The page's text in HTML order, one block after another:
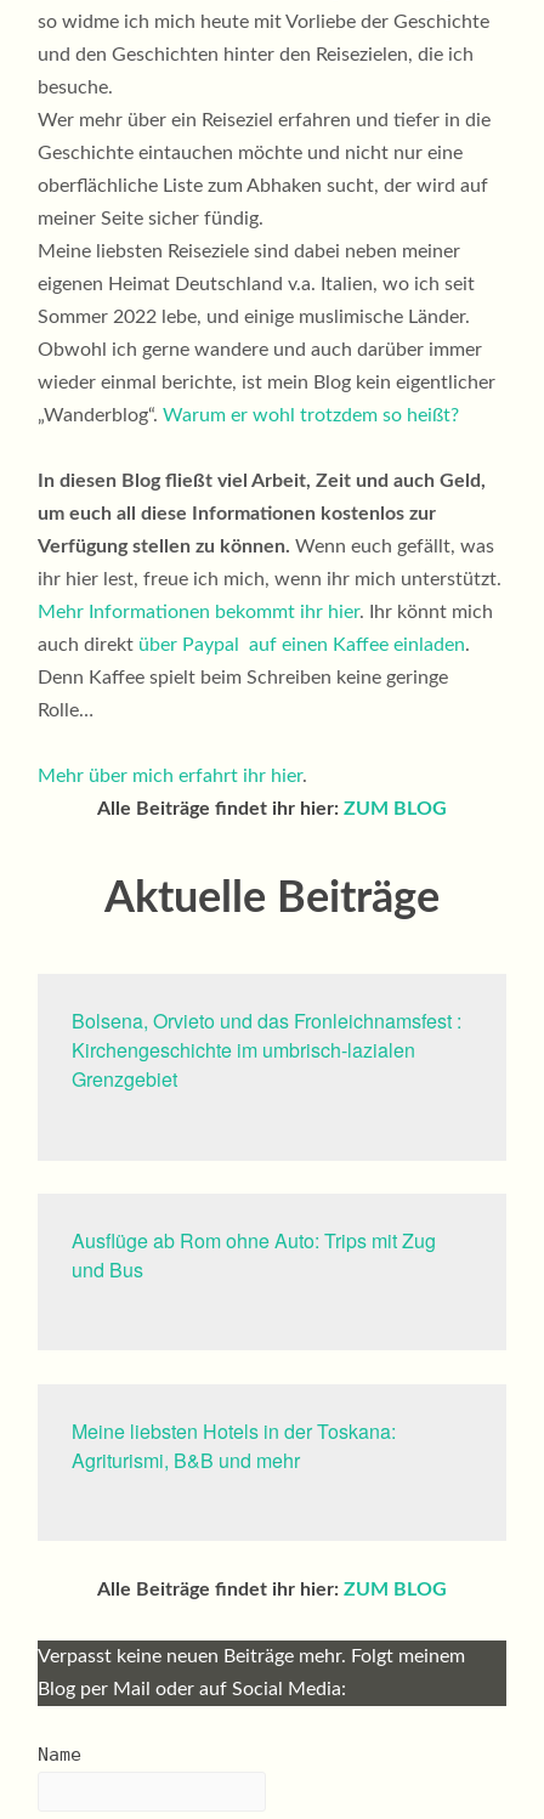
so widme ich mich heute mit Vorliebe der Geschichte
und den Geschichten hinter den Reisezielen, die ich
besuche.
Wer mehr über ein Reiseziel erfahren und tiefer in die
Geschichte eintauchen möchte und nicht nur eine
oberflächliche Liste zum Abhaken sucht, der wird auf
meiner Seite sicher fündig.
Meine liebsten Reiseziele sind dabei neben meiner
eigenen Heimat Deutschland v.a. Italien, wo ich seit
Sommer 2022 lebe, und einige muslimische Länder.
Obwohl ich gerne wandere und auch darüber immer
wieder einmal berichte, ist mein Blog kein eigentlicher
„Wanderblog“.Warum er wohl trotzdem so heißt?
In diesen Blog fließt viel Arbeit, Zeit und auch Geld,
um euch all diese Informationen kostenlos zur
Verfügung stellen zu können.Wenn euch gefällt, was
ihr hier lest, freue ich mich, wenn ihr mich unterstützt.
Mehr Informationen bekommt ihr hier. Ihr könnt mich
auch direkt über Paypal auf einen Kaffee einladen.
Denn Kaffee spielt beim Schreiben keine geringe
Rolle…
Mehr über mich erfahrt ihr hier.
Alle Beiträge findet ihr hier: ZUM BLOG
Aktuelle Beiträge
Bolsena, Orvieto und das Fronleichnamsfest :
Kirchengeschichte im umbrisch-lazialen
Grenzgebiet
Ausflüge ab Rom ohne Auto: Trips mit Zug
und Bus
Meine liebsten Hotels in der Toskana:
Agriturismi, B&B und mehr
Alle Beiträge findet ihr hier: ZUM BLOG
Verpasst keine neuen Beiträge mehr. Folgt meinem
Blog per Mail oder auf Social Media:
Name